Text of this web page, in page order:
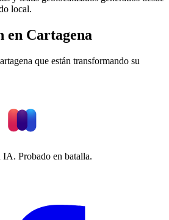
local.
en Cartagena
que están transformando su
Probado en batalla.